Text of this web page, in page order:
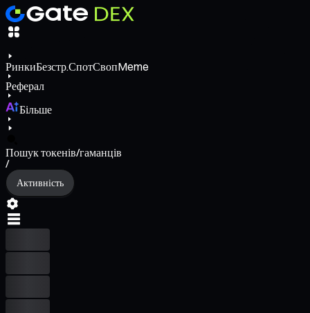
РинкиБезстр.СпотСвопMeme
Реферал
Більше
Пошук токенів/гаманців
/
Активність